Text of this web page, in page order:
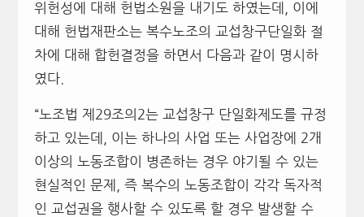
위헌성에 대해 헌법소원을 내기도 하였는데, 이에
대해 헌법재판소는 복수노조의 교섭창구단일화 절
차에 대해 합헌결정을 하면서 다음과 같이 명시하
였다.
“노조법 제29조의2는 교섭창구 단일화제도를 규정
하고 있는데, 이는 하나의 사업 또는 사업장에 2개
이상의 노동조합이 병존하는 경우 야기될 수 있는
현실적인 문제, 즉 복수의 노동조합이 각각 독자적
인 교섭권을 행사할 수 있도록 할 경우 발생할 수